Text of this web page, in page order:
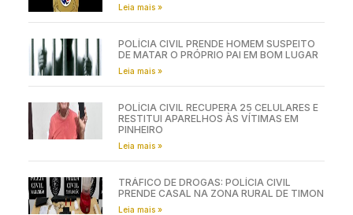
Leia mais »
POLÍCIA CIVIL PRENDE HOMEM SUSPEITO
DE MATAR O PRÓPRIO PAI EM BOM LUGAR
Leia mais »
POLÍCIA CIVIL RECUPERA 25 CELULARES E
RESTITUI APARELHOS ÀS VÍTIMAS EM
PINHEIRO
Leia mais »
TRÁFICO DE DROGAS: POLÍCIA CIVIL
PRENDE CASAL NA ZONA RURAL DE TIMON
Leia mais »